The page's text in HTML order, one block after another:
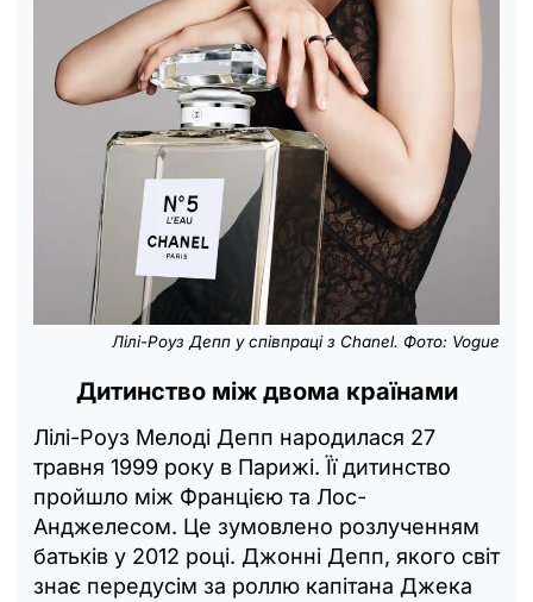
Лілі-Роуз Депп у співпраці з Chanel. Фото: Vogue
Дитинство між двома країнами
Лілі-Роуз Мелоді Депп народилася 27
травня 1999 року в Парижі. Її дитинство
пройшло між Францією та Лос-
Анджелесом. Це зумовлено розлученням
батьків у 2012 році. Джонні Депп, якого світ
знає передусім за роллю капітана Джека